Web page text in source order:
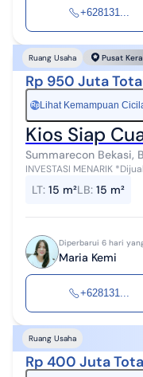
+628131...
Ruang Usaha Pusat
Rp 950 Juta
RpLihat Kemampuan
Kios Siap
Summarecon Bekasi,
INVESTASI MENARIK
Listrik 1.300 w Air...
LT: 15 m²LB: 15 m²
Diperbarui 6 hari
Maria Kemi
+628131...
Ruang Usaha
Rp 400 Juta